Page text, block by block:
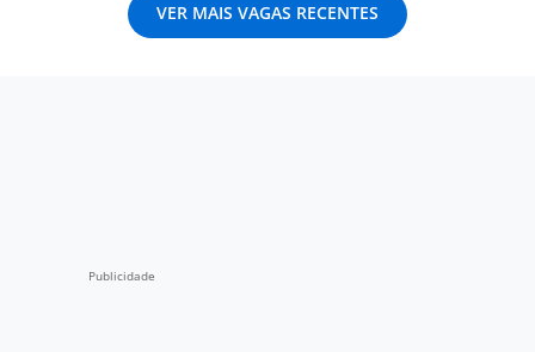
VER MAIS VAGAS RECENTES